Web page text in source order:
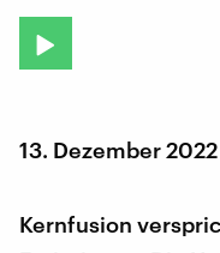
13. Dezember 2022
Kernfusion